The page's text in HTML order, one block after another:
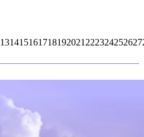
131415161718192021 222324252627